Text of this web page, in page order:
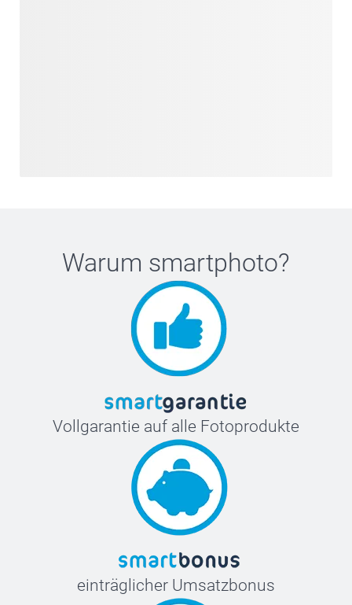
Warum smartphoto?
Vollgarantie auf alle Fotoprodukte
einträglicher Umsatzbonus